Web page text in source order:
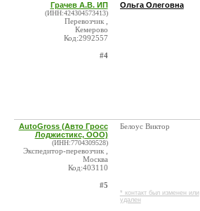
Грачев А.В. ИП
(ИНН:424304573413)
Перевозчик ,
Кемерово
Код:2992557
#4
Ольга Олеговна
AutoGross (Авто Гросс
Лоджистикс, ООО)
(ИНН:7704309528)
Экспедитор-перевозчик ,
Москва
Код:403110
#5
Белоус Виктор
* контакт был изменен или
удален